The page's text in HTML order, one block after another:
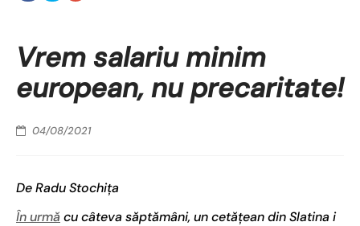
CAMPANII
Vrem salariu minim
european, nu precaritate!
04/08/2021
De Radu Stochița
În urmă cu câteva săptămâni, un cetățean din Slatina i